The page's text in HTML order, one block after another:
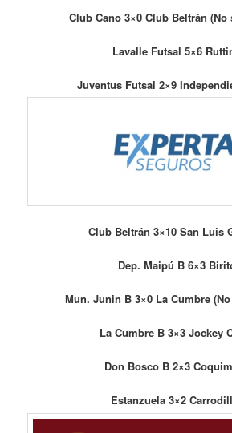
Club Cano 3×0 Club Beltrán (No
Lavalle Futsal 5×6
Juventus Futsal 2×9
Club Beltrán 3×10 San Luis
Dep. Maipú B 6×3
Mun. Junin B 3×0 La Cumbre
La Cumbre B 3×3 Jockey
Don Bosco B 2×3
Estanzuela 3×2